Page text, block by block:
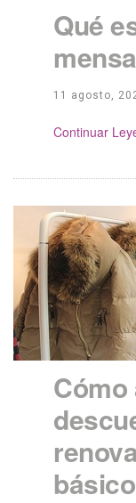
Qué
11 agosto,
Continue